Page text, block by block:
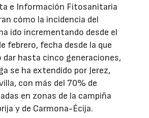
e Información Fitosanitaria
cómo la incidencia del
ido incrementando desde el
febrero, fecha desde la que
dar hasta cinco generaciones,
se ha extendido por Jerez,
con más del 70% de
en zonas de la campiña
y de Carmona-Écija.